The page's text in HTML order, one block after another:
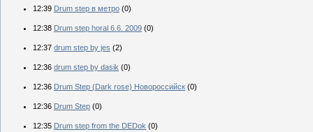
12:39 Drum step в метро (0)
12:38 Drum step horal 6.6. 2009 (0)
12:37 drum step by jes (2)
12:36 drum step by dasik (0)
12:36 Drum Step (Dark rose) Новороссийск (0)
12:36 Drum Step (0)
12:35 Drum step from the DEDok (0)